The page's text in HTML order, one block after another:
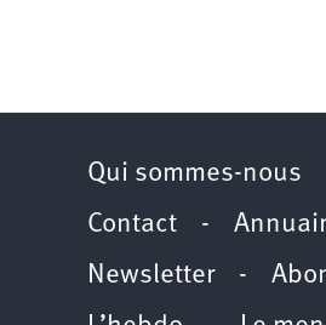
Qui sommes-nous
Contact -
Newsletter-